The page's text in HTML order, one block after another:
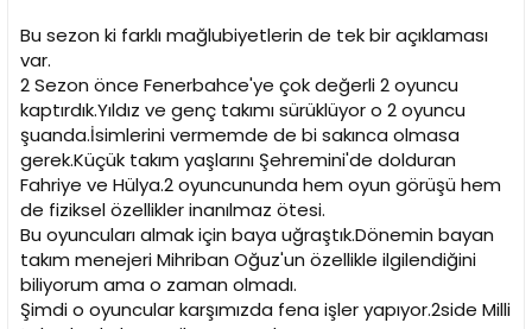
Bu sezon ki farklı mağlubiyetlerin de tek bir açıklaması
var.
2 Sezon önce Fenerbahce'ye çok değerli 2 oyuncu
kaptırdık.Yıldız ve genç takımı sürüklüyor o 2 oyuncu
şuanda.İsimlerini vermemde de bi sakınca olmasa
gerek.Küçük takım yaşlarını Şehremini'de dolduran
Fahriye ve Hülya.2 oyuncununda hem oyun görüşü hem
de fiziksel özellikler inanılmaz ötesi.
Bu oyuncuları almak için baya uğraştık.Dönemin bayan
takım menejeri Mihriban Oğuz'un özellikle ilgilendiğini
biliyorum ama o zaman olmadı.
Şimdi o oyuncular karşımızda fena işler yapıyor.2side Milli